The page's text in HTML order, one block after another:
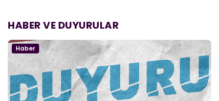
HABER VE DUYURULAR
Haber